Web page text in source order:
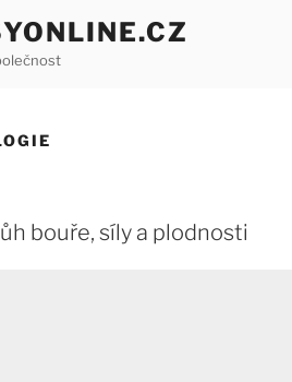
bouře, síly a plodnosti